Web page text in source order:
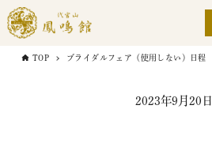
TOP ブライダルフェア（使用しない）日程
2023年9月20日